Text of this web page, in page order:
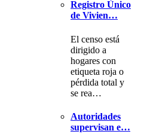
Registro Único
de Vivien…
El censo está
dirigido a
hogares con
etiqueta roja o
pérdida total y
se rea…
Autoridades
supervisan e…